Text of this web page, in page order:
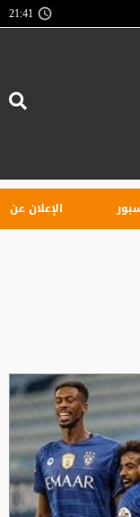
21:41
الإعلان عن